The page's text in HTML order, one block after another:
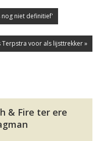
nog niet definitief'
Terpstra voor als lijsttrekker »
& Fire ter ere